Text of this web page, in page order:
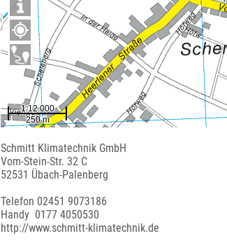
Schmitt Klimatechnik GmbH
Vom-Stein-Str. 32 C
52531 Übach-Palenberg
Telefon 02451 9073186
Handy 0177 4050530
http://www.schmitt-klimatechnik.de